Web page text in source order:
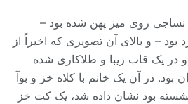
نساجی روی میز پهن شده بود –
– و بالای آن تصویری که اخیراً از
در یک قاب زیبا و طلاکاری شده
بود. در آن یک خانم با کلاه خز و بوآ
بود نشان داده شد، یک کت خز